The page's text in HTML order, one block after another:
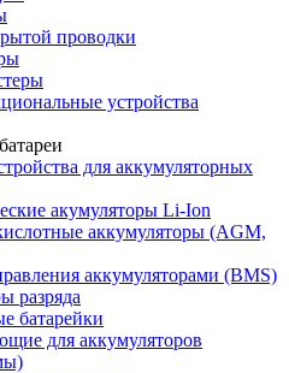
проводки
устройства
для аккумуляторных
акумуляторы Li-Ion
аккумуляторы (AGM,
аккумуляторами (BMS)
разряда
батарейки
для аккумуляторов